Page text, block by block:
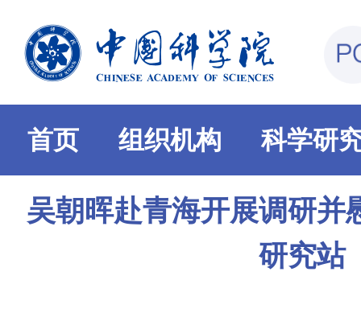
首页 组织机构 科学研
吴朝晖赴青海开展调研并
研究站